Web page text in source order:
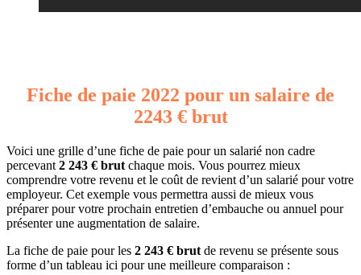
Fiche de paie 2022 pour un salaire de
2243 € brut
Voici une grille d’une fiche de paie pour un salarié non cadre
percevant 2 243 € brut chaque mois. Vous pourrez mieux
comprendre votre revenu et le coût de revient d’un salarié pour votre
employeur. Cet exemple vous permettra aussi de mieux vous
préparer pour votre prochain entretien d’embauche ou annuel pour
présenter une augmentation de salaire.
La fiche de paie pour les 2 243 € brut de revenu se présente sous
forme d’un tableau ici pour une meilleure comparaison :